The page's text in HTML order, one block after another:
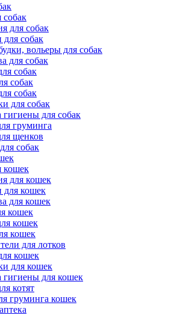
собак
для собак
собак
вольеры для собак
для собак
собак
собак
собак
для собак
гигиены для собак
груминга
щенков
собак
кошек
для кошек
кошек
для кошек
кошек
кошек
кошек
для лотков
кошек
для кошек
гигиены для кошек
котят
груминга кошек